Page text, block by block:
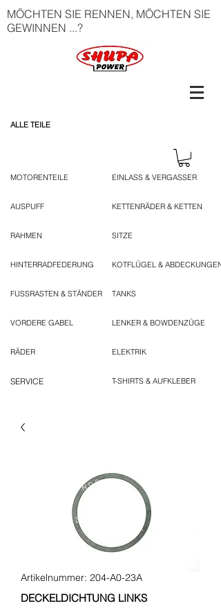
MÖCHTEN SIE RENNEN, MÖCHTEN SIE
GEWINNEN ...?
ALLE TEILE
MOTORENTEILE
AUSPUFF
RAHMEN
HINTERRADFEDERUNG
FUSSRASTEN & STÄNDER
VORDERE GABEL
RÄDER
SERVICE
EINLASS & VERGASSER
KETTENRÄDER & KETTEN
SITZE
KOTFLÜGEL & ABDECKUNGEN
TANKS
LENKER & BOWDENZÜGE
ELEKTRIK
T-SHIRTS & AUFKLEBER
Artikelnummer: 204-A0-23A
DECKELDICHTUNG LINKS